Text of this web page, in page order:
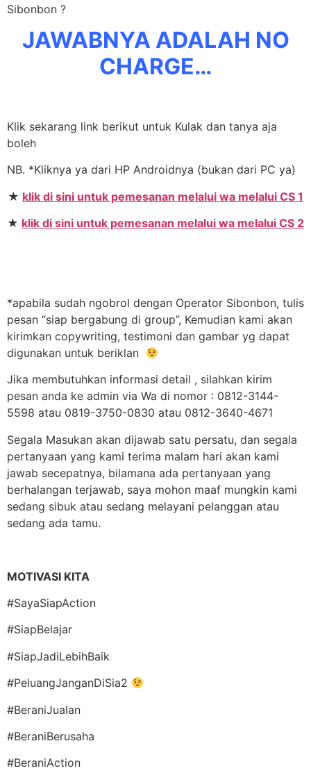
Sibonbon ?
JAWABNYA ADALAH NO
CHARGE…
Klik sekarang link berikut untuk Kulak dan tanya aja
boleh
NB. *Kliknya ya dari HP Androidnya (bukan dari PC ya)
★ klik di sini untuk pemesanan melalui wa melalui CS 1
★ klik di sini untuk pemesanan melalui wa melalui CS 2
*apabila sudah ngobrol dengan Operator Sibonbon, tulis
pesan “siap bergabung di group”, Kemudian kami akan
kirimkan copywriting, testimoni dan gambar yg dapat
digunakan untuk beriklan
Jika membutuhkan informasi detail , silahkan kirim
pesan anda ke admin via Wa di nomor : 0812-3144-
5598 atau 0819-3750-0830 atau 0812-3640-4671
Segala Masukan akan dijawab satu persatu, dan segala
pertanyaan yang kami terima malam hari akan kami
jawab secepatnya, bilamana ada pertanyaan yang
berhalangan terjawab, saya mohon maaf mungkin kami
sedang sibuk atau sedang melayani pelanggan atau
sedang ada tamu.
MOTIVASI KITA
#SayaSiapAction
#SiapBelajar
#SiapJadiLebihBaik
#PeluangJanganDiSia2
#BeraniJualan
#BeraniBerusaha
#BeraniAction